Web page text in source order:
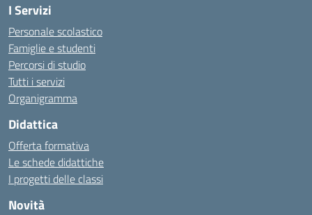
I Servizi
Personale scolastico
Famiglie e studenti
Percorsi di studio
Tutti i servizi
Organigramma
Didattica
Offerta formativa
Le schede didattiche
I progetti delle classi
Novità